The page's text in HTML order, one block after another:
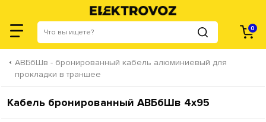
0
АВБбШв - бронированный кабель алюминиевый для
прокладки в траншее
Кабель бронированный АВБбШв 4х95